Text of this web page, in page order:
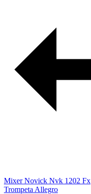
Mixer Novick Nvk 1202 Fx
Trompeta Allegro